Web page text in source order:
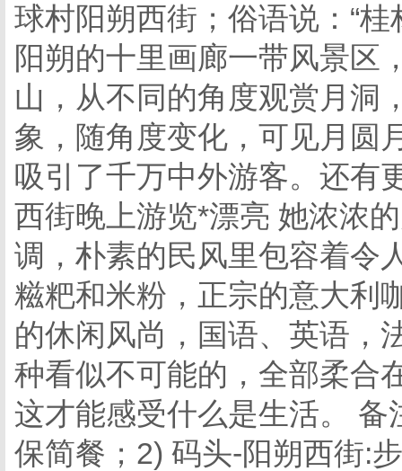
球村阳朔西街；俗语说：“
阳朔的十里画廊一带风景区
山，从不同的角度观赏月洞
象，随角度变化，可见月圆
吸引了千万中外游客。还有
西街晚上游览*漂亮 她浓浓
调，朴素的民风里包容着令
糍粑和米粉，正宗的意大利
的休闲风尚，国语、英语，
种看似不可能的，全部柔合
这才能感受什么是生活。
保简餐；2) 码头-阳朔西街: